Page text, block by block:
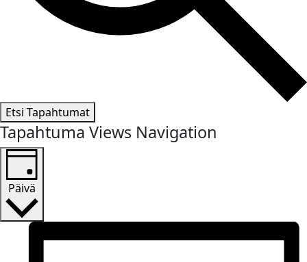
Etsi Tapahtumat
Tapahtuma Views Navigation
Päivä